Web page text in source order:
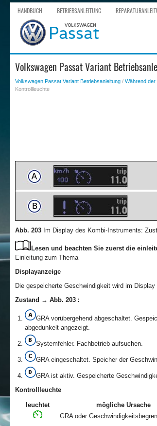
HANDBUCH BETRIEBSANLEITUNG
Volkswagen Passat Variant
Volkswagen Passat Variant Betriebsanleitung / Während der
Kontrollleuchte
Abb. 203 Im Display des Kombi-Instruments:
Lesen und beachten Sie zuerst die
Einleitung zum Thema
Displayanzeige
Die gespeicherte Geschwindigkeit wird im
Zustand → Abb. 203 :
GRA vorübergehend abgeschaltet.
abgedunkelt angezeigt.
Systemfehler. Fachbetrieb aufsuchen.
GRA eingeschaltet. Speicher der
GRA ist aktiv. Gespeicherte
Kontrollleuchte
leuchtet
mögliche Ursache
GRA oder